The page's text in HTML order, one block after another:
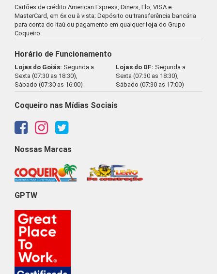
Cartões de crédito American Express, Diners, Elo, VISA e
MasterCard, em 6x ou à vista; Depósito ou transferência bancária
para conta do Itaú ou pagamento em qualquer loja do Grupo
Coqueiro.
Horário de Funcionamento
Lojas do Goiás: Segunda a
Sexta (07:30 as 18:30),
Sábado (07:30 as 16:00)
Lojas do DF: Segunda a
Sexta (07:30 as 18:30),
Sábado (07:30 as 17:00)
Coqueiro nas Mídias Sociais
Nossas Marcas
GPTW